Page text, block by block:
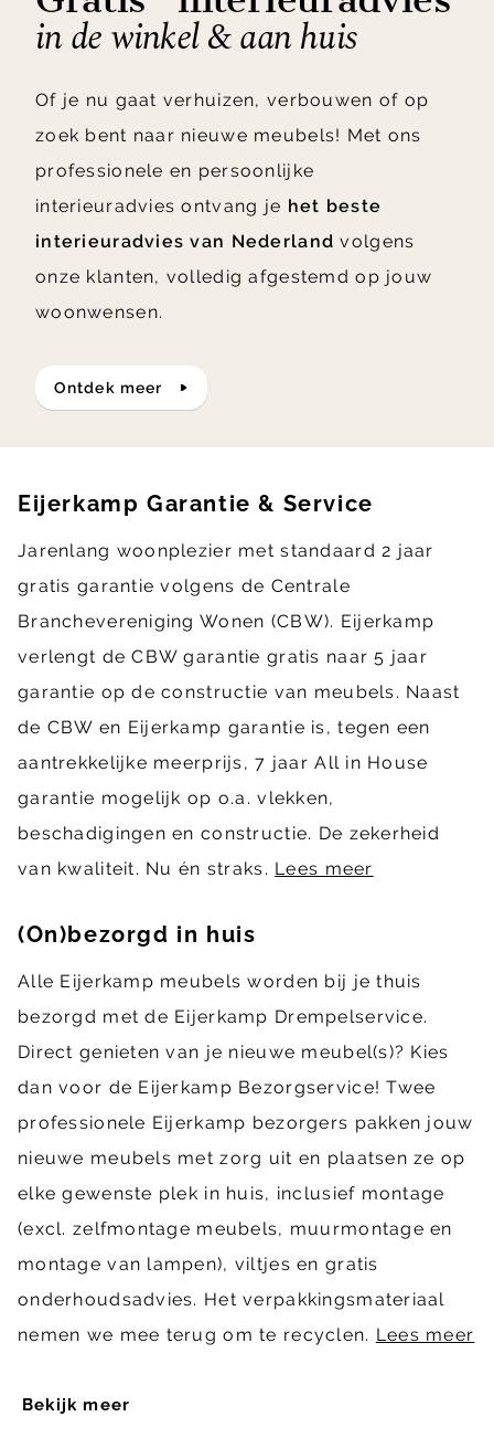
in de winkel & aan huis
Of je nu gaat verhuizen, verbouwen of op
zoek bent naar nieuwe meubels! Met ons
professionele en persoonlijke
interieuradvies ontvang je het beste
interieuradvies van Nederland volgens
onze klanten, volledig afgestemd op jouw
woonwensen.
ontdek meer
Bekijk meer
Eijerkamp Garantie & Service
Jarenlang woonplezier met standaard 2 jaar
gratis garantie volgens de Centrale
Branchevereniging Wonen (CBW). Eijerkamp
verlengt de CBW garantie gratis naar 5 jaar
garantie op de constructie van meubels. Naast
de CBW en Eijerkamp garantie is, tegen een
aantrekkelijke meerprijs, 7 jaar All in House
garantie mogelijk op o.a. vlekken,
beschadigingen en constructie. De zekerheid
van kwaliteit. Nu én straks. Lees meer
(On)bezorgd in huis
Alle Eijerkamp meubels worden bij je thuis
bezorgd met de Eijerkamp Drempelservice.
Direct genieten van je nieuwe meubel(s)? Kies
dan voor de Eijerkamp Bezorgservice! Twee
professionele Eijerkamp bezorgers pakken jouw
nieuwe meubels met zorg uit en plaatsen ze op
elke gewenste plek in huis, inclusief montage
(excl. zelfmontage meubels, muurmontage en
montage van lampen), viltjes en gratis
onderhoudsadvies. Het verpakkingsmateriaal
nemen we mee terug om te recyclen. Lees meer